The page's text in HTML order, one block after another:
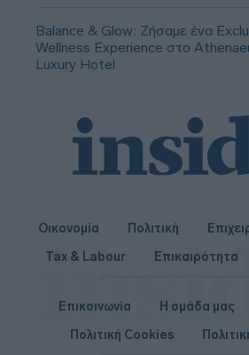
Balance & Glow: Ζήσαμε ένα
Wellness Experience στο
Luxury Hotel
Οικονομία Πολιτική
Tax & Labour
Επικαιρότητα
Επικοινωνία Η ομάδα μας
Πολιτική Cookies